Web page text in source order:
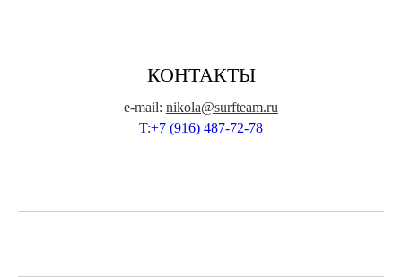
КОНТАКТЫ
e-mail: nikola@surfteam.ru
T:+7 (916) 487-72-78